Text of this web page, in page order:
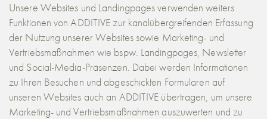
Unsere Websites und Landingpages verwenden weiters
Funktionen von ADDITIVE zur kanalübergreifenden Erfassung
der Nutzung unserer Websites sowie Marketing- und
Vertriebsmaßnahmen wie bspw. Landingpages, Newsletter
und Social-Media-Präsenzen. Dabei werden Informationen
zu Ihren Besuchen und abgeschickten Formularen auf
unseren Websites auch an ADDITIVE übertragen, um unsere
Marketing- und Vertriebsmaßnahmen auszuwerten und zu